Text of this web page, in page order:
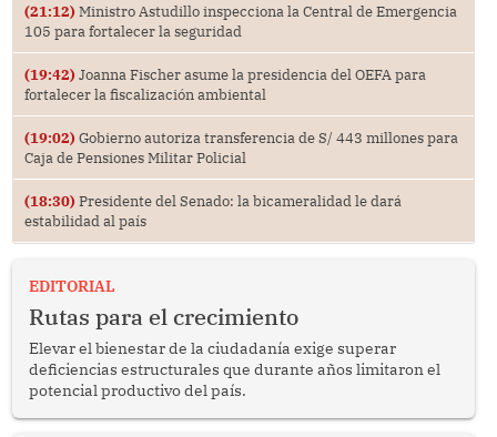
(21:12) Ministro Astudillo inspecciona la Central de Emergencia
105 para fortalecer la seguridad
(19:42) Joanna Fischer asume la presidencia del OEFA para
fortalecer la fiscalización ambiental
(19:02) Gobierno autoriza transferencia de S/ 443 millones para
Caja de Pensiones Militar Policial
(18:30) Presidente del Senado: la bicameralidad le dará
estabilidad al país
EDITORIAL
Rutas para el crecimiento
Elevar el bienestar de la ciudadanía exige superar
deficiencias estructurales que durante años limitaron el
potencial productivo del país.